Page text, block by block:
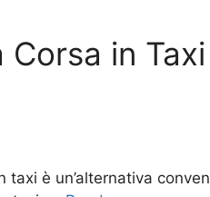
Corsa in
è un’alternativa